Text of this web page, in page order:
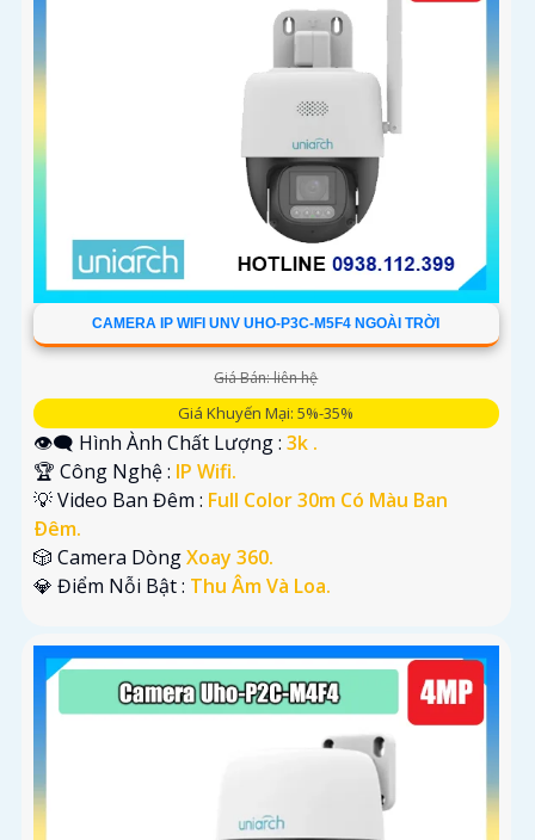
CAMERA IP WIFI UNV UHO-P3C-M5F4 NGOÀI TRỜI
Giá Bán: liên hệ
Giá Khuyến Mại: 5%-35%
👁️‍🗨 Hình Ành Chất Lượng : 3k .
🏆 Công Nghệ : IP Wifi.
💡 Video Ban Đêm : Full Color 30m Có Màu Ban
Ðêm.
🎲 Camera DòngXoay 360.
️💎 Điểm Nỗi Bật : Thu Âm Và Loa.